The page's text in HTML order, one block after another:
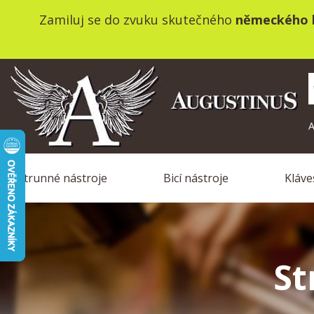
Zamiluj se do zvuku skutečného německého
Strunné nástroje Bicí nástroje